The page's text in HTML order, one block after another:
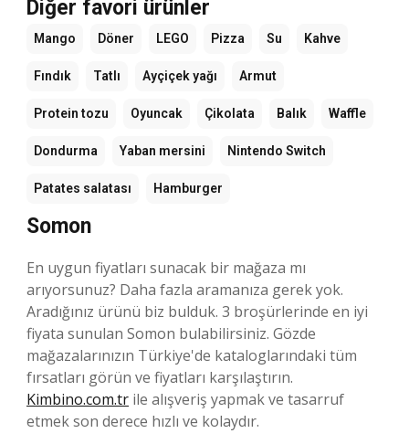
Diğer favori ürünler
Mango Döner LEGO Pizza Su Kahve
Fındık Tatlı Ayçiçek yağı Armut
Protein tozu Oyuncak Çikolata Balık Waffle
Dondurma Yaban mersini Nintendo Switch
Patates salatası Hamburger
Somon
En uygun fiyatları sunacak bir mağaza mı
arıyorsunuz? Daha fazla aramanıza gerek yok.
Aradığınız ürünü biz bulduk. 3 broşürlerinde en iyi
fiyata sunulan Somon bulabilirsiniz. Gözde
mağazalarınızın Türkiye'de kataloglarındaki tüm
fırsatları görün ve fiyatları karşılaştırın.
Kimbino.com.tr ile alışveriş yapmak ve tasarruf
etmek son derece hızlı ve kolaydır.